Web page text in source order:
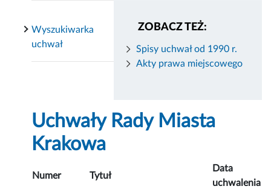
ZOBACZ TEŻ:
Spisy uchwał od 1990 r.
Akty prawa miejscowego
Wyszukiwarka
uchwał
Uchwały Rady Miasta
Krakowa
Numer Tytuł
Data
uchwalenia